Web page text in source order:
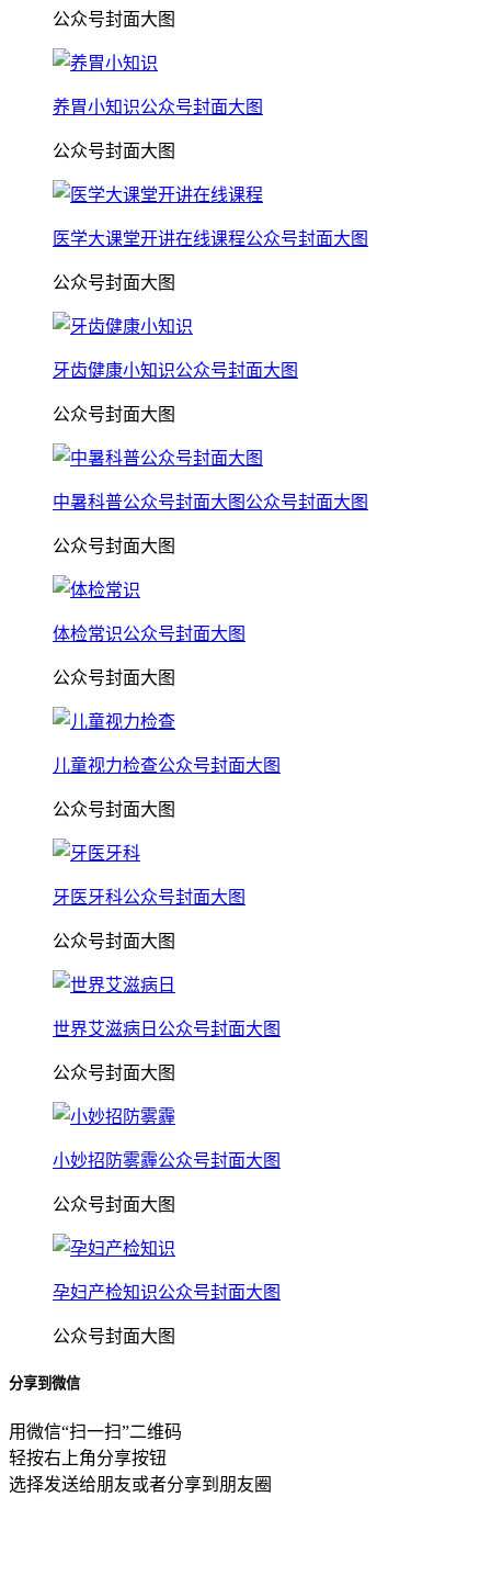
公众号封面大图
养胃小知识公众号封面大图
公众号封面大图
医学大课堂开讲在线课程公众号封面大图
公众号封面大图
牙齿健康小知识公众号封面大图
公众号封面大图
中暑科普公众号封面大图公众号封面大图
公众号封面大图
体检常识公众号封面大图
公众号封面大图
儿童视力检查公众号封面大图
公众号封面大图
牙医牙科公众号封面大图
公众号封面大图
世界艾滋病日公众号封面大图
公众号封面大图
小妙招防雾霾公众号封面大图
公众号封面大图
孕妇产检知识公众号封面大图
公众号封面大图
分享到微信
用微信“扫一扫”二维码
轻按右上角分享按钮
选择发送给朋友或者分享到朋友圈